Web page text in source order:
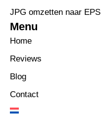
JPG omzetten naar EPS
Menu
Home
Reviews
Blog
Contact